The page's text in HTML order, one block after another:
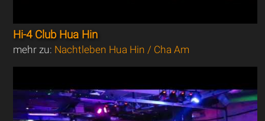
Hi-4 Club Hua Hin
mehr zu: Nachtleben Hua Hin / Cha Am